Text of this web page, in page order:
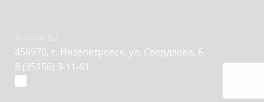
456970, г. Нязепетровск, ул. Свердлова, 6
8 (35156) 3-11-61